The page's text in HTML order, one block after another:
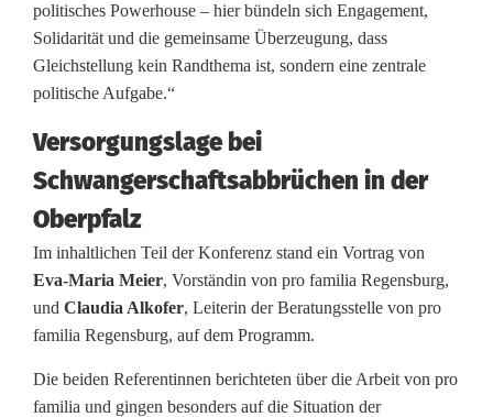
D
-
F
r
a
u
e
n
b
politisches Powerhouse – hier bündeln sich Engagement,
Solidarität und die gemeinsame Überzeugung, dass
Gleichstellung kein Randthema ist, sondern eine zentrale
politische Aufgabe.“
Versorgungslage bei
Schwangerschaftsabbrüchen in der
Oberpfalz
Im inhaltlichen Teil der Konferenz stand ein Vortrag von
Eva-Maria Meier, Vorständin von pro familia Regensburg,
und Claudia Alkofer, Leiterin der Beratungsstelle von pro
familia Regensburg, auf dem Programm.
Die beiden Referentinnen berichteten über die Arbeit von pro
familia und gingen besonders auf die Situation der